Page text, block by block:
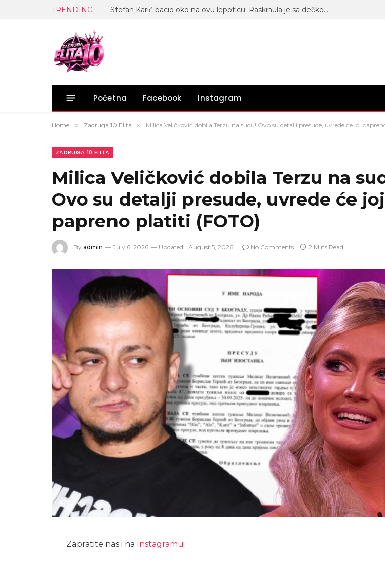
TRENDING Stefan Karić bacio oko na ovu lepoticu: Raskinula je sa dečkom, pa osvanula kod njega
Početna Facebook Instagram
Home » Zadruga 10 Elita » Milica Veličković dobila Terzu na sudu! Ovo su detalji presude, uvrede će joj
ZADRUGA 10 ELITA
Milica Veličković dobila Terzu na
Ovo su detalji presude, uvrede će joj
papreno platiti (FOTO)
By admin July 6, 2026 Updated: August 5, 2026 No Comments 2 Mins Read
Zapratite nas i na Instagramu